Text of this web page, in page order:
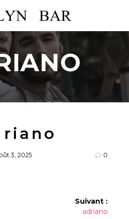
au
3, 2025 0
Suivant :
Article
adriano